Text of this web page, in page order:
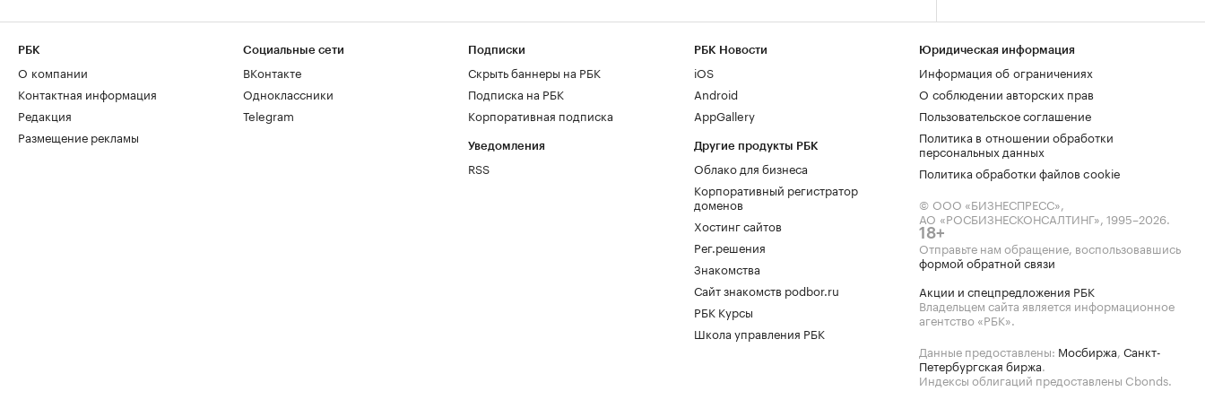
РБК
О компании
Контактная информация
Редакция
Размещение рекламы
Социальные сети
ВКонтакте
Одноклассники
Telegram
Подписки
Скрыть баннеры на РБК
Подписка на РБК
Корпоративная подписка
Уведомления
RSS
РБК Новости
iOS
Android
AppGallery
Другие продукты РБК
Облако для бизнеса
Корпоративный регистратор
доменов
Хостинг сайтов
Рег.решения
Знакомства
Сайт знакомств podbor.ru
РБК Курсы
Школа управления РБК
Юридическая информация
Информация об ограничениях
О соблюдении авторских прав
Пользовательское соглашение
Политика в отношении обработки
персональных данных
Политика обработки файлов cookie
© ООО «БИЗНЕСПРЕСС»,
АО «РОСБИЗНЕСКОНСАЛТИНГ», 1995–2026.
18+
Отправьте нам обращение, воспользовавшись
формой обратной связи
Акции и спецпредложения РБК
Владельцем сайта является информационное
агентство «РБК».
Данные предоставлены: Мосбиржа, Санкт-
Петербургская биржа.
Индексы облигаций предоставлены Cbonds.